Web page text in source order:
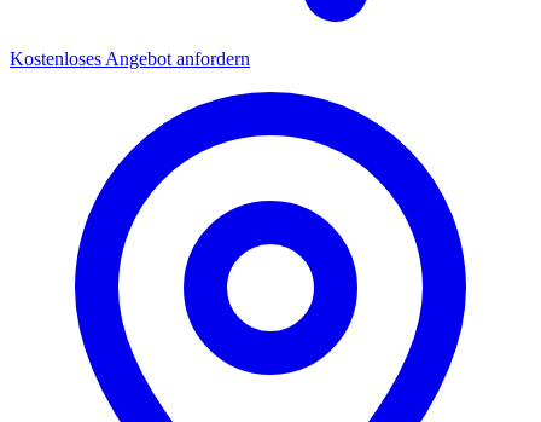
Kostenloses Angebot anfordern